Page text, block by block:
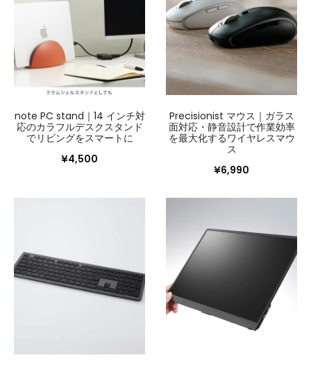
note PC stand｜14 インチ対
応のカラフルデスクスタンド
でリビングをスマートに
¥4,500
Precisionist マウス｜ガラス
面対応・静音設計で作業効率
を最大化するワイヤレスマウ
ス
¥6,990